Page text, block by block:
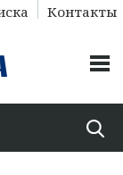
Контакты